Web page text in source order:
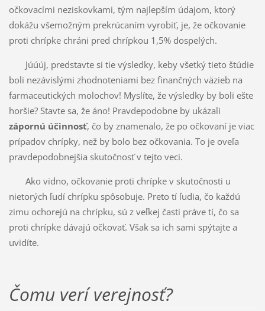
očkovacími neziskovkami, tým najlepším údajom, ktorý
dokážu všemožným prekrúcaním vyrobiť, je, že očkovanie
proti chrípke chráni pred chrípkou 1,5% dospelých.
Júúúj, predstavte si tie výsledky, keby všetký tieto štúdie
boli nezávislými zhodnoteniami bez finančných väzieb na
farmaceutických molochov! Myslíte, že výsledky by boli ešte
horšie? Stavte sa, že áno! Pravdepodobne by ukázali
zápornú účinnosť, čo by znamenalo, že po očkovaní je viac
prípadov chrípky, než by bolo bez očkovania. To je oveľa
pravdepodobnejšia skutočnosť v tejto veci.
Ako vidno, očkovanie proti chrípke v skutočnosti u
nietorých ľudí chrípku spôsobuje. Preto tí ľudia, čo každú
zimu ochorejú na chrípku, sú z veľkej časti práve tí, čo sa
proti chrípke dávajú očkovať. Však sa ich sami spýtajte a
uvidíte.
Čomu verí verejnosť?